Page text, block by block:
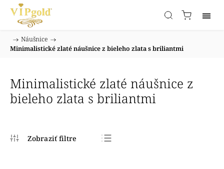
Domov
/ Náušnice /
Minimalistické zlaté náušnice z bieleho zlata s briliantmi
Minimalistické zlaté náušnice z
bieleho zlata s briliantmi